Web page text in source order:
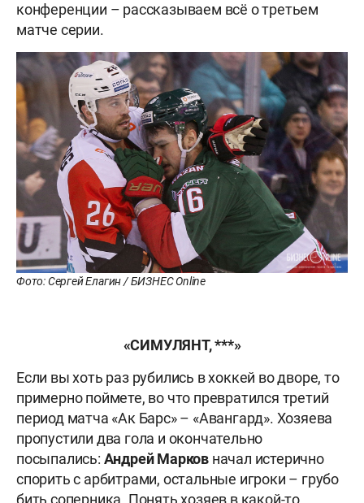
конференции – рассказываем всё о третьем
матче серии.
Фото: Сергей Елагин / БИЗНЕС Online
«СИМУЛЯНТ, ***»
Если вы хоть раз рубились в хоккей во дворе, то
примерно поймете, во что превратился третий
период матча «Ак Барс» – «Авангард». Хозяева
пропустили два гола и окончательно
посыпались: Андрей Марков начал истерично
спорить с арбитрами, остальные игроки – грубо
бить соперника. Понять хозяев в какой-то